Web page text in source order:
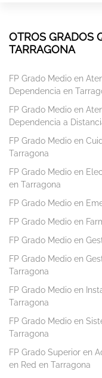
OTROS GRADOS
TARRAGONA
FP Grado Medio en
Dependencia en
FP Grado Medio en
Dependencia a
FP Grado Medio en
Tarragona
FP Grado Medio en
en Tarragona
FP Grado Medio en
FP Grado Medio en
FP Grado Medio en
FP Grado Medio en
Tarragona
FP Grado Medio en
Tarragona
FP Grado Medio en
Tarragona
FP Grado Superior en
en Red en Tarragona